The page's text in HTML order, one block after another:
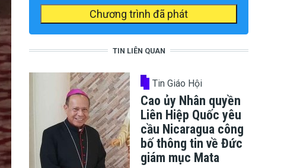
Chương trình đã phát
TIN LIÊN QUAN
Tin Giáo Hội
Cao ủy Nhân quyền
Liên Hiệp Quốc yêu
cầu Nicaragua công
bố thông tin về Đức
giám mục Mata